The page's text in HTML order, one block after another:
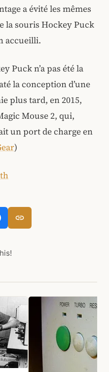
a évité les mêmes
la souris Hockey Puck
accueilli.
Puck n’a pas été la
la conception d’une
plus tard, en 2015,
Mouse 2, qui,
un port de charge en
)